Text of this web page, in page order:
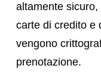
altamente
carte di credito e
vengono
prenotazione.